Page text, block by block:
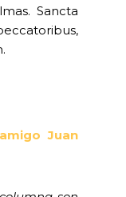
Sancta
Juan